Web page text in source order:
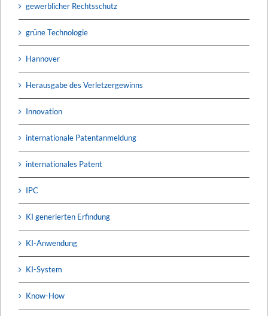
gewerblicher Rechtsschutz
grüne Technologie
Hannover
Herausgabe des Verletzergewinns
Innovation
internationale Patentanmeldung
internationales Patent
IPC
KI generierten Erfindung
KI-Anwendung
KI-System
Know-How